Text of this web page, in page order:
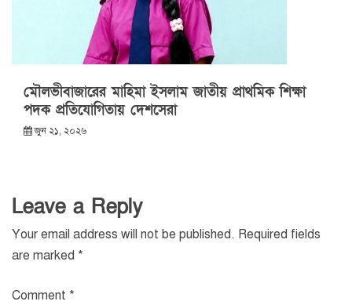
মৌলভীবাজারের মাহিমা ইসলাম জাতীয় প্রাথমিক শিক্ষা
পদক প্রতিযোগিতায় দেশসেরা
জুন ২১, ২০২৬
Leave a Reply
Your email address will not be published. Required fields
are marked *
Comment *